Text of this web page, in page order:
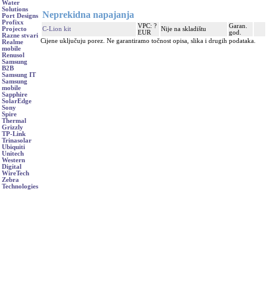
Water
Solutions
Port Designs
Profixx
Projecto
Razne stvari
Realme
mobile
Renusol
Samsung
B2B
Samsung IT
Samsung
mobile
Sapphire
SolarEdge
Sony
Spire
Thermal
Grizzly
TP-Link
Trinasolar
Ubiquiti
Unitech
Western
Digital
WireTech
Zebra
Technologies
Neprekidna napajanja
C-Lion kit
VPC: ?
EUR
Nije na skladištu
Garan.
god.
Cijene uključuju porez. Ne garantiramo točnost opisa, slika i drugih podataka.